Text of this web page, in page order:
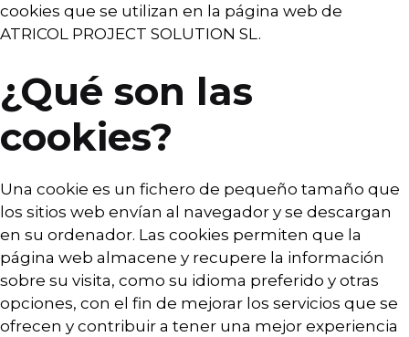
cookies que se utilizan en la página web de
ATRICOL PROJECT SOLUTION SL.
¿Qué son las
cookies?
Una cookie es un fichero de pequeño tamaño que
los sitios web envían al navegador y se descargan
en su ordenador. Las cookies permiten que la
página web almacene y recupere la información
sobre su visita, como su idioma preferido y otras
opciones, con el fin de mejorar los servicios que se
ofrecen y contribuir a tener una mejor experiencia